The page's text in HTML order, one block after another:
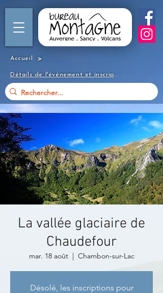
Accueil >
Détails de l'événement et inscription
La vallée glaciaire de
Chaudefour
mar. 18 août
  |
Chambon-sur-Lac
Désolé, les inscriptions pour